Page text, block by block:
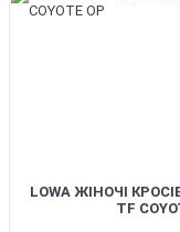
LOWA ЖІНОЧІ
TF